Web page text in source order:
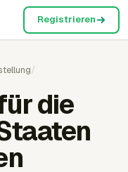
Registrieren
/
die